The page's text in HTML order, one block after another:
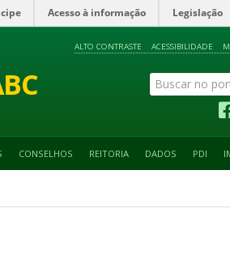
Acesso à informação Legislação
ALTO CONTRASTE ACESSIBILIDADE
CONSELHOS REITORIA DADOS PDI